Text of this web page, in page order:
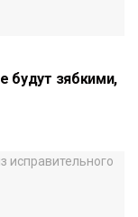
будут зябкими,